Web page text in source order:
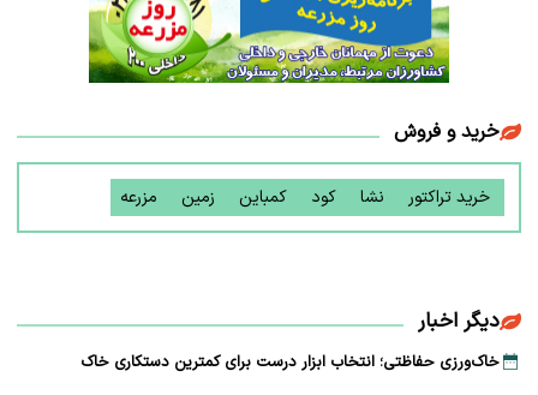
خرید و فروش
خرید تراکتور نشا کود کمباین زمین مزرعه
دیگر اخبار
خاک‌ورزی حفاظتی؛ انتخاب ابزار درست برای کمترین دستکاری خاک